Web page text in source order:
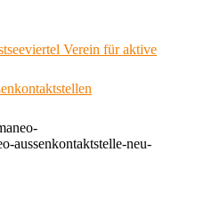
Verein für aktive
aussenkontaktstelle-neu-